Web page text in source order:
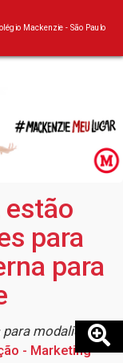
Mackenzie - São Paulo
estão
para
para
modalidade
- Marketing